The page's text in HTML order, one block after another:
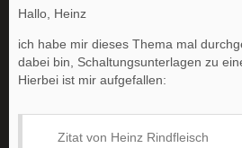
Hallo, Heinz
ich habe mir dieses Thema mal
dabei bin, Schaltungsunterlagen zu
Hierbei ist mir aufgefallen:
Zitat von Heinz Rindfleisch